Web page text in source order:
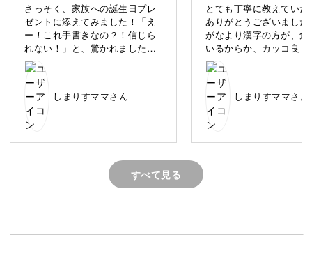
を書いていきます。
カリグラフィーに触れるのははじめてという方はもちろ
ん、カリグラフィー経験者の方も「絵を描くように日本語
日本語の美しさを再発見
さっそく、家族への誕生日プレ
ゼントに添えてみました！「え
ー！これ手書きなの？！信じら
れない！」と、驚かれました
(≧∀≦)笑
レッスン最後まで受講させてい
ただきました。
一生使える、素晴らしい講座を
ありがとうございました。
カタカナもしっかり学びたいの
ナの五十音表か、カタカナのレ
ッスンがあったら嬉しいです。
しまりすママさん
とても丁寧に教えていた
ありがとうございました
がなより漢字の方が、角
いるからか、カッコ良く
気がします。
しまりすママさん
すべて見る